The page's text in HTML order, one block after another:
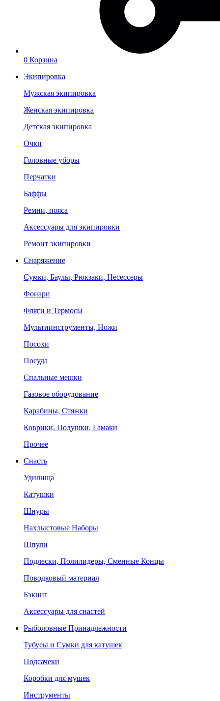
0 Корзина
Экипировка
Мужская экипировка
Женская экипировка
Детская экипировка
Очки
Головные уборы
Перчатки
Баффы
Ремни, пояса
Аксессуары для экипировки
Ремонт экипировки
Снаряжение
Сумки, Баулы, Рюкзаки, Несессеры
Фонари
Фляги и Термосы
Мультиинструменты, Ножи
Посохи
Посуда
Спальные мешки
Газовое оборудование
Карабины, Стяжки
Коврики, Подушки, Гамаки
Прочее
Снасть
Удилища
Катушки
Шнуры
Нахлыстовые Наборы
Шпули
Подлески, Полилидеры, Сменные Концы
Поводковый материал
Бэкинг
Аксессуары для снастей
Рыболовные Принадлежности
Тубусы и Сумки для катушек
Подсачеки
Коробки для мушек
Инструменты